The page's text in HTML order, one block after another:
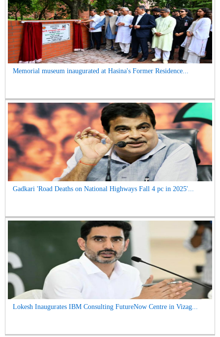
Memorial museum inaugurated at Hasina's Former Residence...
Gadkari 'Road Deaths on National Highways Fall 4 pc in 2025'...
Lokesh Inaugurates IBM Consulting FutureNow Centre in Vizag...